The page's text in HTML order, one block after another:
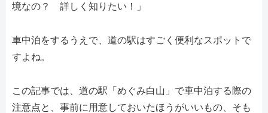
境なの？ 詳しく知りたい！」
車中泊をするうえで、道の駅はすごく便利なスポットで
すよね。
この記事では、道の駅「めぐみ白山」で車中泊する際の
注意点と、事前に用意しておいたほうがいいもの、そも